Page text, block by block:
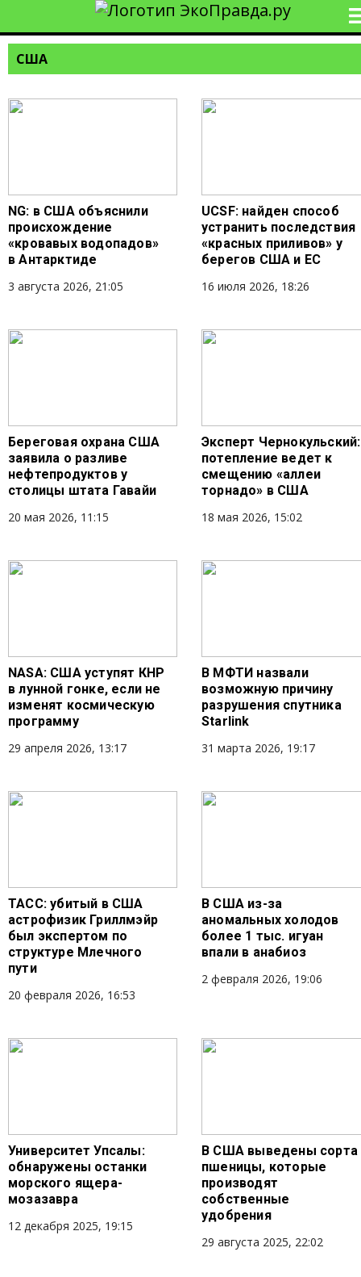
США
NG: в США объяснили
происхождение
«кровавых водопадов»
в Антарктиде
3 августа 2026, 21:05
UCSF: найден способ
устранить последствия
«красных приливов» у
берегов США и ЕС
16 июля 2026, 18:26
Береговая охрана США
заявила о разливе
нефтепродуктов у
столицы штата Гавайи
20 мая 2026, 11:15
Эксперт Чернокульский:
потепление ведет к
смещению «аллеи
торнадо» в США
18 мая 2026, 15:02
NASA: США уступят КНР
в лунной гонке, если не
изменят космическую
программу
29 апреля 2026, 13:17
В МФТИ назвали
возможную причину
разрушения спутника
Starlink
31 марта 2026, 19:17
ТАСС: убитый в США
астрофизик Гриллмэйр
был экспертом по
структуре Млечного
пути
20 февраля 2026, 16:53
В США из-за
аномальных холодов
более 1 тыс. игуан
впали в анабиоз
2 февраля 2026, 19:06
Университет Упсалы:
обнаружены останки
морского ящера-
мозазавра
12 декабря 2025, 19:15
В США выведены сорта
пшеницы, которые
производят
собственные
удобрения
29 августа 2025, 22:02